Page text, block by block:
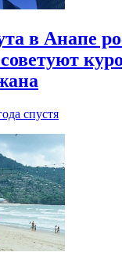
в Анапе
спустя